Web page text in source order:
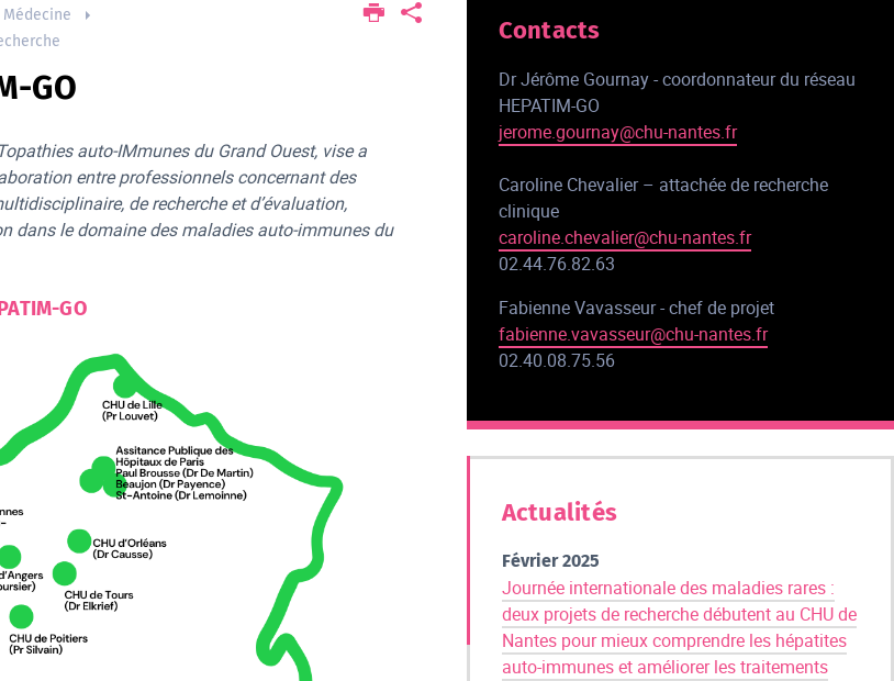
Médecine
GO
auto-IMmunes du Grand Ouest, vise a
entre professionnels concernant des
de recherche et d’évaluation,
dans le domaine des maladies auto-immunes du
GO
Contacts
Dr Jérôme Gournay - coordonnateur du réseau
HEPATIM-GO
jerome.gournay@chu-nantes.fr
Caroline Chevalier – attachée de recherche
clinique
caroline.chevalier@chu-nantes.fr
02.44.76.82.63
Fabienne Vavasseur - chef de projet
fabienne.vavasseur@chu-nantes.fr
02.40.08.75.56
Actualités
Février 2025
Journée internationale des maladies rares :
deux projets de recherche débutent au CHU de
Nantes pour mieux comprendre les hépatites
auto-immunes et améliorer les traitements